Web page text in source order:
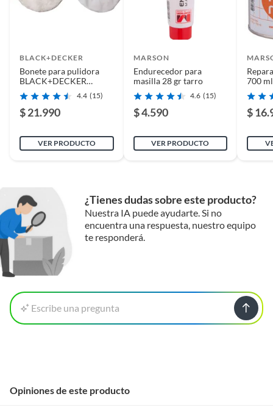
BLACK+DECKER
Bonete para pulidora
BLACK+DECKER
WP1200-LA
4.4 (15)
$ 21.990
VER PRODUCTO
MARSON
Endurecedor para
masilla 28 gr tarro
4.6 (15)
$ 4.590
VER PRODUCTO
700
$
¿Tienes dudas sobre este producto?
Nuestra IA puede ayudarte. Si no
encuentra una respuesta, nuestro equipo
te responderá.
Escribe una pregunta
Opiniones de este producto